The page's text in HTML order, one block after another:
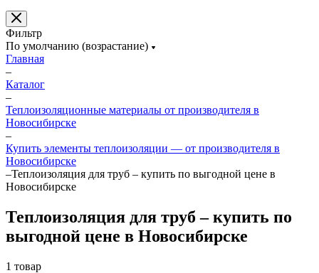
Фильтр
По умолчанию (возрастание)
Главная
–
Каталог
–
Теплоизоляционные материалы от производителя в
Новосибирске
–
Купить элементы теплоизоляции — от производителя в
Новосибирске
–Теплоизоляция для труб – купить по выгодной цене в
Новосибирске
Теплоизоляция для труб – купить по
выгодной цене в Новосибирске
1 товар